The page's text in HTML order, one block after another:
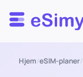
Esimy
Hjem/eSIM-planer/